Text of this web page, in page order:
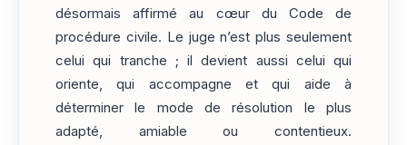
désormais affirmé au cœur du Code de
procédure civile. Le juge n’est plus seulement
celui qui tranche ; il devient aussi celui qui
oriente, qui accompagne et qui aide à
déterminer le mode de résolution le plus
adapté, amiable ou contentieux.